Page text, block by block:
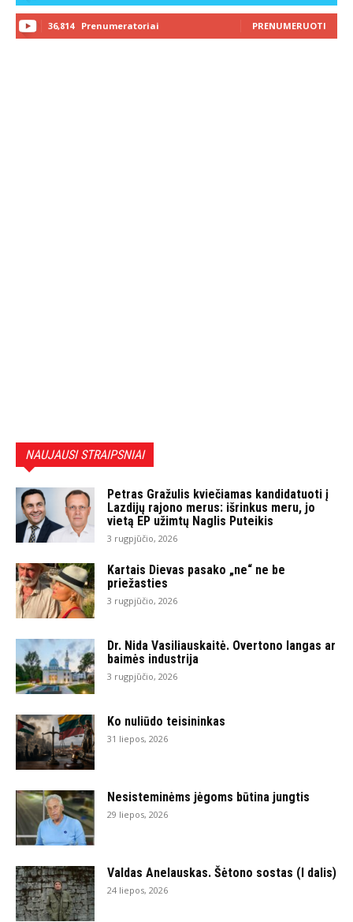
36,814 Prenumeratoriai PRENUMERUOTI
NAUJAUSI STRAIPSNIAI
Petras Gražulis kviečiamas kandidatuoti į
Lazdijų rajono merus: išrinkus meru, jo
vietą EP užimtų Naglis Puteikis
3 rugpjūčio, 2026
Kartais Dievas pasako „ne“ ne be
priežasties
3 rugpjūčio, 2026
Dr. Nida Vasiliauskaitė. Overtono langas ar
baimės industrija
3 rugpjūčio, 2026
Ko nuliūdo teisininkas
31 liepos, 2026
Nesisteminėms jėgoms būtina jungtis
29 liepos, 2026
Valdas Anelauskas. Šėtono sostas (I dalis)
24 liepos, 2026